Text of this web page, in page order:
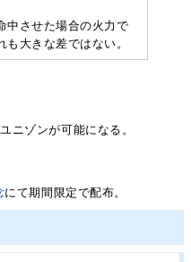
中させた場合の火力で
大きな差ではない。
ニゾンが可能になる。
にて期間限定で配布。